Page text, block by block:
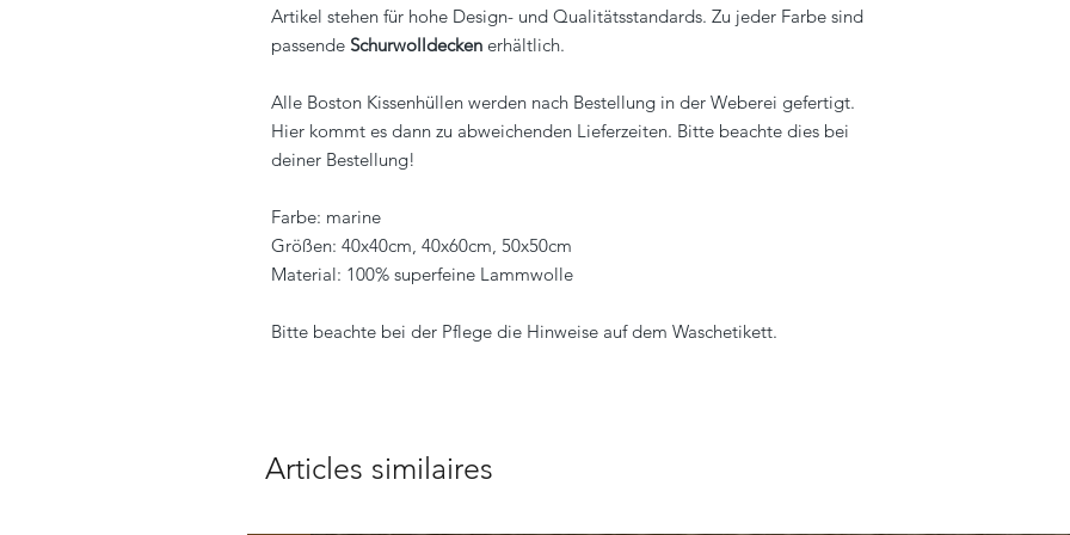
Artikel stehen für hohe Design- und Qualitätsstandards. Zu jeder Farbe sind
passende Schurwolldecken erhältlich.
Alle Boston Kissenhüllen werden nach Bestellung in der Weberei gefertigt.
Hier kommt es dann zu abweichenden Lieferzeiten. Bitte beachte dies bei
deiner Bestellung!
Farbe: marine
Größen: 40x40cm, 40x60cm, 50x50cm
Material: 100% superfeine Lammwolle
Bitte beachte bei der Pflege die Hinweise auf dem Waschetikett.
Articles similaires